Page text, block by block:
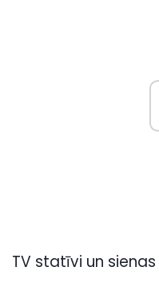
TV statīvi un